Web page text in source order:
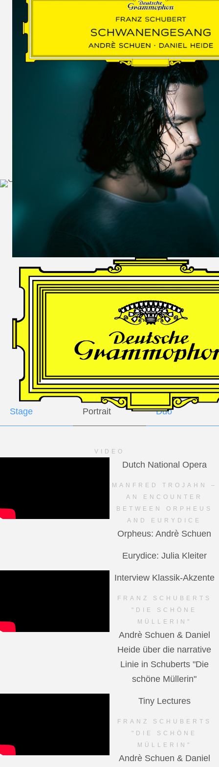
WOLF
MARTIN
SCHUMANN,
LIEDERKREIS
OP. 24
SECHS
MONOLOGE
AUS
JEDERMANN
GESÄNGE
Andrè Schuen,
Baritone
Daniel Heide,
Piano
GALLERY
Stage Portrait Duo
VIDEO
Dutch National Opera
MANFRED TROJAHN –
AN ENCOUNTER
BETWEEN ORPHEUS
AND EURYDICE
Orpheus: Andrè Schuen
Eurydice: Julia Kleiter
Interview Klassik-Akzente
FRANZ SCHUBERTS
"DIE SCHÖNE
MÜLLERIN"
Andrè Schuen & Daniel
Heide über die narrative
Linie in Schuberts "Die
schöne Müllerin"
Tiny Lectures
FRANZ SCHUBERTS
"DIE SCHÖNE
MÜLLERIN"
Andrè Schuen & Daniel